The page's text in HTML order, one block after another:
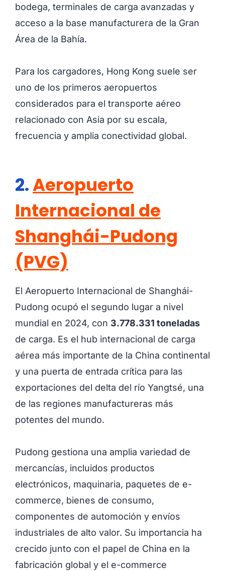
bodega, terminales de carga avanzadas y
acceso a la base manufacturera de la Gran
Área de la Bahía.
Para los cargadores, Hong Kong suele ser
uno de los primeros aeropuertos
considerados para el transporte aéreo
relacionado con Asia por su escala,
frecuencia y amplia conectividad global.
2.Aeropuerto
Internacional de
Shanghái-Pudong
(PVG)
El Aeropuerto Internacional de Shanghái-
Pudong ocupó el segundo lugar a nivel
mundial en 2024, con 3.778.331 toneladas
de carga. Es el hub internacional de carga
aérea más importante de la China continental
y una puerta de entrada crítica para las
exportaciones del delta del río Yangtsé, una
de las regiones manufactureras más
potentes del mundo.
Pudong gestiona una amplia variedad de
mercancías, incluidos productos
electrónicos, maquinaria, paquetes de e-
commerce, bienes de consumo,
componentes de automoción y envíos
industriales de alto valor. Su importancia ha
crecido junto con el papel de China en la
fabricación global y el e-commerce